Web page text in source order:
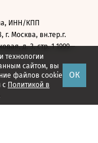
технологии
сайтом, вы
файлов cookie
с Политикой в
ОК
ИНН/КПП
г. Москва, вн.тер.г.
д. 3, стр. 1 1999—